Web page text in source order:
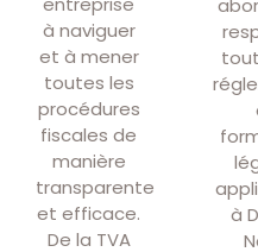
à naviguer
et à mener
toutes les
procédures
fiscales de
manière
transparente
et efficace.
De la TVA
à